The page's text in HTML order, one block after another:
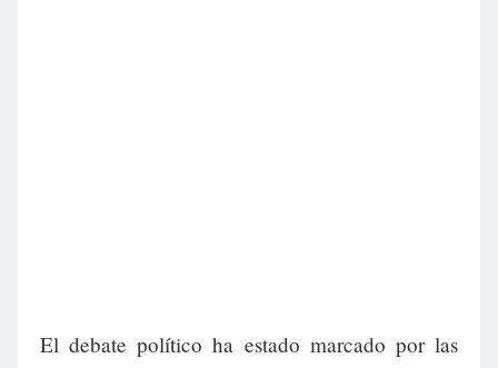
El debate político ha estado marcado por las